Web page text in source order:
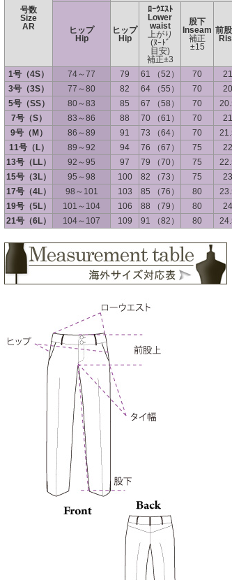
号数
Size
AR
ヒップ
Hip
ヒップ
Hip
ﾛｰｳｴｽﾄ
Lower
waist
上がり
(ﾇｰﾄﾞ
目安)
補正±3
股下
Inseam
補正
±15
前
1号（4S） 74～77 79 61 （52） 70 21
3号（3S）
77～80 82 64 （55） 70 20
5号（SS）
80～83 85 67 （58） 70
7号（S）
83～86 88 70 （61） 70 21
9号（M）
86～89 91 73 （64） 70
11号（L）
89～92 94 76 （67） 75 22
13号（LL）
92～95 97 79 （70） 75
15号（3L）
95～98 100 82 （73） 75 23
17号（4L）
98～101 103 85 （76） 80
19号（5L）
101～104 106 88 （79） 80 24
21号（6L）
104～107 109 91 （82） 80